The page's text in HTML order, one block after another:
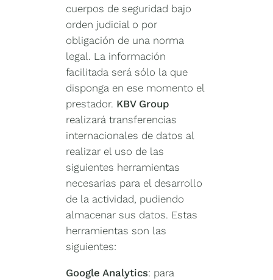
cuerpos de seguridad bajo
orden judicial o por
obligación de una norma
legal. La información
facilitada será sólo la que
disponga en ese momento el
prestador. KBV Group
realizará transferencias
internacionales de datos al
realizar el uso de las
siguientes herramientas
necesarias para el desarrollo
de la actividad, pudiendo
almacenar sus datos. Estas
herramientas son las
siguientes:
Google Analytics: para